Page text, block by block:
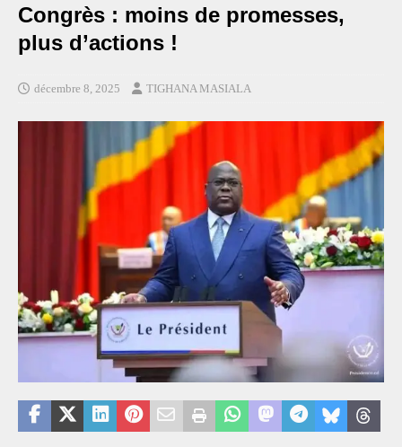
Congrès : moins de promesses,
plus d’actions !
décembre 8, 2025 TIGHANA MASIALA